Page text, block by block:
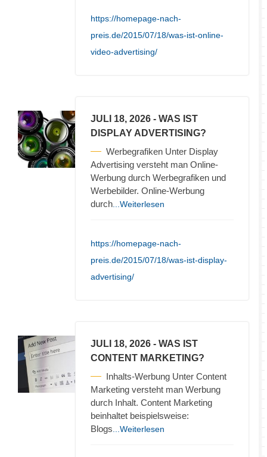
https://homepage-nach-
preis.de/2015/07/18/was-ist-online-
video-advertising/
JULI 18, 2026 - WAS IST
DISPLAY ADVERTISING?
Werbegrafiken Unter Display
Advertising versteht man Online-
Werbung durch Werbegrafiken und
Werbebilder. Online-Werbung
durch ...Weiterlesen
https://homepage-nach-
preis.de/2015/07/18/was-ist-display-
advertising/
JULI 18, 2026 - WAS IST
CONTENT MARKETING?
Inhalts-Werbung Unter Content
Marketing versteht man Werbung
durch Inhalt. Content Marketing
beinhaltet beispielsweise:
Blogs ...Weiterlesen